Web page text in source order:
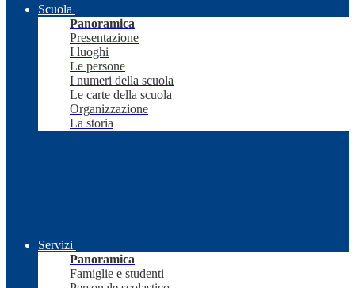
Scuola
Panoramica
Presentazione
I luoghi
Le persone
I numeri della scuola
Le carte della scuola
Organizzazione
La storia
Servizi
Panoramica
Famiglie e studenti